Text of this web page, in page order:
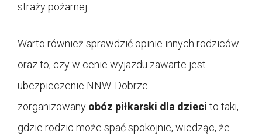
straży pożarnej.
Warto również sprawdzić opinie innych rodziców
oraz to, czy w cenie wyjazdu zawarte jest
ubezpieczenie NNW. Dobrze
zorganizowany obóz piłkarski dla dzieci to taki,
gdzie rodzic może spać spokojnie, wiedząc, że